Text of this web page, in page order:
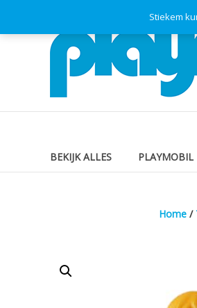
Stiekem
content
Playmodok
Tweedehands
Playmobil
en
dromen
iedereen
BEKIJK ALLES PLAYMOBIL
Home/